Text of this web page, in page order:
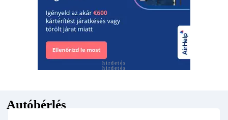
hirdetés
hirdetés
Autóbérlés